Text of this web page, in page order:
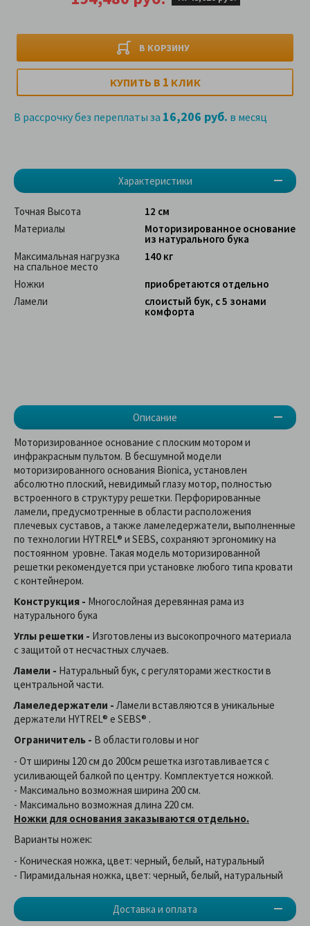
В КОРЗИНУ
КУПИТЬ В 1 КЛИК
В рассрочку без переплаты за 16,206 руб. в месяц
Характеристики
Описание
Доставка и оплата
Точная Высота
12 см
Материалы
Моторизированное основание
из натурального бука
Максимальная нагрузка
на спальное место
140 кг
Ножки
приобретаются отдельно
Ламели
слоистый бук, с 5 зонами
комфорта
Моторизированное основание с плоским мотором и
инфракрасным пультом. В бесшумной модели
моторизированного основания Bionica, установлен
абсолютно плоский, невидимый глазу мотор, полностью
встроенного в структуру решетки. Перфорированные
ламели, предусмотренные в области расположения
плечевых суставов, а также ламеледержатели, выполненные
по технологии HYTREL® и SEBS, сохраняют эргономику на
постоянном уровне. Такая модель моторизированной
решетки рекомендуется при установке любого типа кровати
с контейнером.
Конструкция - Многослойная деревянная рама из
натурального бука
Углы решетки - Изготовлены из высокопрочного материала
с защитой от несчастных случаев.
Ламели - Натуральный бук, с регуляторами жесткости в
центральной части.
Ламеледержатели - Ламели вставляются в уникальные
держатели HYTREL® e SEBS® .
Ограничитель - В области головы и ног
- От ширины 120 см до 200см решетка изготавливается с
усиливающей балкой по центру. Комплектуется ножкой.
- Максимально возможная ширина 200 см.
- Максимально возможная длина 220 см.
Ножки для основания заказываются отдельно.
Варианты ножек:
- Коническая ножка, цвет: черный, белый, натуральный
- Пирамидальная ножка, цвет: черный, белый, натуральный